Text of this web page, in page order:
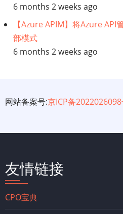
6 months 2 weeks ago
【Azure APIM】将Azure
部模式
6 months 2 weeks ago
网站备案号:京ICP备
友情链接
CPO宝典